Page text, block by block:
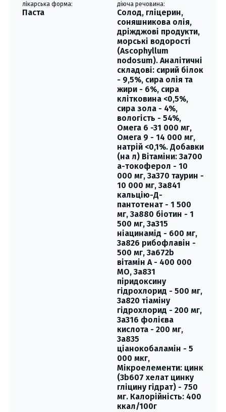
лікарська форма:
Паста
діюча речовина:
Солод, гліцерин,
соняшникова олія,
дріжджові продукти,
морські водорості
(Ascophyllum
nodosum). Аналітичні
складові: сирий білок
- 9,5%, сира олія та
жири - 6%, сира
клітковина <0,5%,
сира зола - 4%,
вологість - 54%,
Омега 6 -31 000 мг,
Омега 9 - 14 000 мг,
натрій <0,1%. Добавки
(на л) Вітаміни: 3a700
а-токоферол - 10
000 мг, 3a370 таурин -
10 000 мг, 3a841
кальцію-Д-
пантотенат - 1 500
мг, 3a880 біотин - 1
500 мг, 3a315
ніацинамід - 600 мг,
3a826 рибофлавін -
500 мг, 3a672b
вітамін А - 400 000
МО, 3a831
піридоксину
гідрохлорид - 500 мг,
3a820 тіаміну
гідрохлорид - 200 мг,
3a316 фолієва
кислота - 200 мг,
3a835
ціанокобаламін - 5
000 мкг,
Мікроелементи: цинк
(3b607 хелат цинку
гліцину гідрат) - 750
мг. Калорійність: 400
ккал/100г